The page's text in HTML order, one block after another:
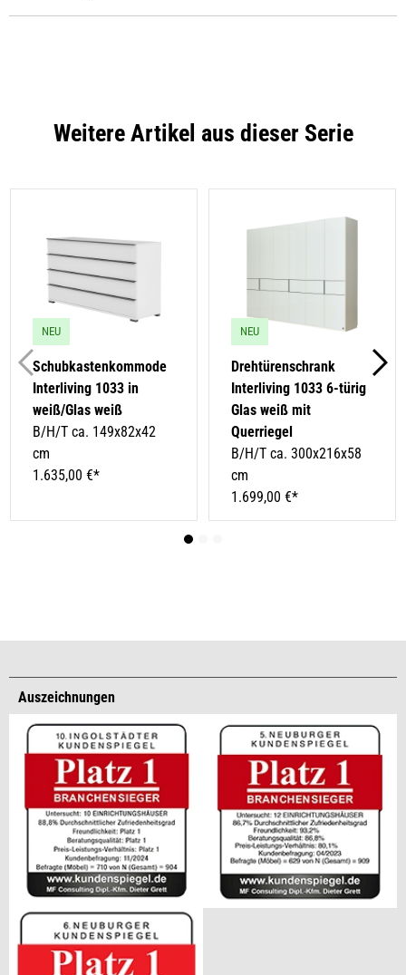
Weitere Artikel aus dieser Serie
NEU
Schubkastenkommode
Interliving 1033 in
weiß/Glas weiß
B/H/T ca. 149x82x42
cm
1.635,00 €*
NEU
Drehtürenschrank
Interliving 1033 6-türig
Glas weiß mit
Querriegel
B/H/T ca. 300x216x58
cm
1.699,00 €*
Auszeichnungen